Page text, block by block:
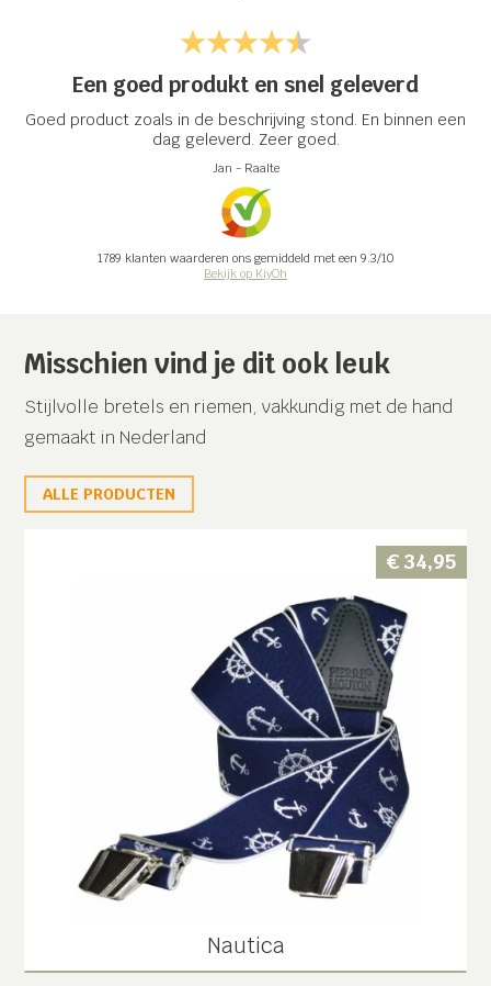
Een goed produkt en snel geleverd
Goed product zoals in de beschrijving stond. En binnen een
dag geleverd. Zeer goed.
Jan - Raalte
1789 klanten waarderen ons gemiddeld met een 9.3/10
Bekijk op KiyOh
Misschien vind je dit ook leuk
Stijlvolle bretels en riemen, vakkundig met de hand
gemaakt in Nederland
ALLE PRODUCTEN
€34,95
Nautica